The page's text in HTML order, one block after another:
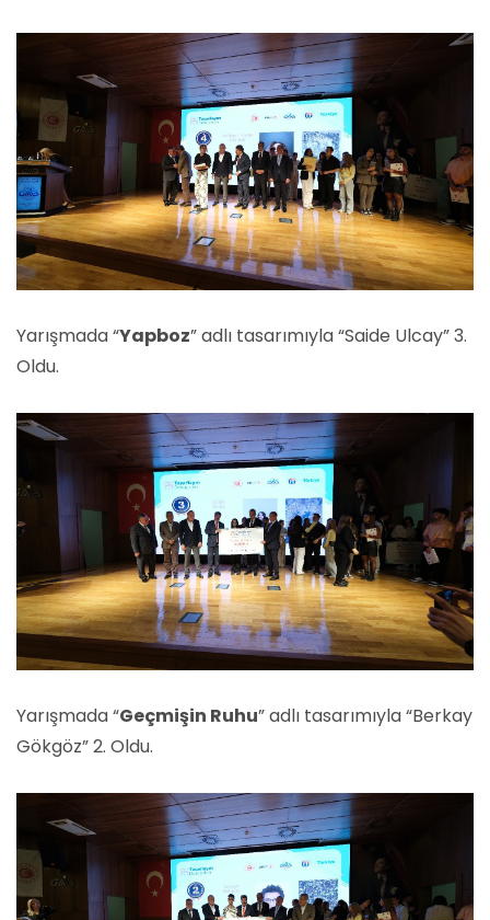
Yarışmada “Yapboz” adlı tasarımıyla “Saide Ulcay” 3.
Oldu.
Yarışmada “Geçmişin Ruhu” adlı tasarımıyla “Berkay
Gökgöz” 2. Oldu.